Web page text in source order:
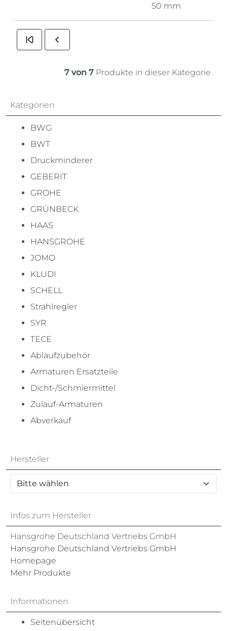
50 mm
7 von 7 Produkte in dieser Kategorie
Kategorien
BWG
BWT
Druckminderer
GEBERIT
GROHE
GRÜNBECK
HAAS
HANSGROHE
JOMO
KLUDI
SCHELL
Strahlregler
SYR
TECE
Ablaufzubehör
Armaturen Ersatzteile
Dicht-/Schmiermittel
Zulauf-Armaturen
Abverkauf
Hersteller
Infos zum Hersteller
Hansgrohe Deutschland Vertriebs GmbH
Hansgrohe Deutschland Vertriebs GmbH
Homepage
Mehr Produkte
Informationen
Seitenübersicht